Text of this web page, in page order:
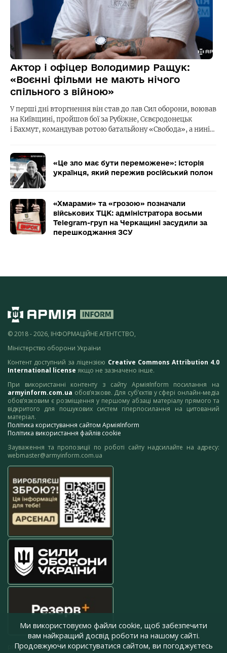
Актор і офіцер Володимир Ращук:
«Воєнні фільми не мають нічого
спільного з війною»
У перші дні вторгнення він став до лав Сил оборони, воював
на Київщині, пройшов бої за Рубіжне, Сєвєродонецьк
і Бахмут, командував ротою батальйону «Свобода», а нині…
«Це зло має бути переможене»: історія
українця, який пережив російський полон
«Хмарами» та «грозою» позначали
військових ТЦК: адміністратора восьми
Telegram-груп на Черкащині засудили за
перешкоджання ЗСУ
© 2018 - 2026, ІНФОРМАЦІЙНЕ АГЕНТСТВО,
Міністерство оборони України
Контент доступний за ліцензією Creative Commons Attribution 4.0
International license якщо не зазначено інше.
При використанні контенту з сайту АрміяInform посилання на
armyinform.com.ua обов’язкове. Для суб’єктів у сфері онлайн-медіа
обов’язковим є розміщення у першому абзаці матеріалу прямого та
відкритого для пошукових систем гіперпосилання на цитований
матеріал.
Політика користування сайтом АрміяInform
Політика використання файлів cookie
Зауваження та пропозиції по роботі сайту надсилайте на адресу:
webmaster@armyinform.com.ua
press@armyinform.com.ua
Ми використовуємо файли cookie, щоб забезпечити
вам найкращий досвід роботи на нашому сайті.
Продовжуючи користуватися сайтом, ви погоджуєтесь